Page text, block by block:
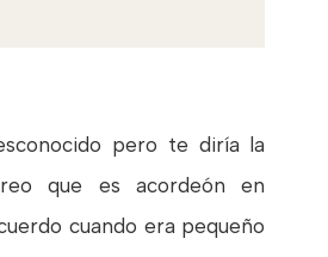
pero te diría la
que es acordeón en
cuando era pequeño